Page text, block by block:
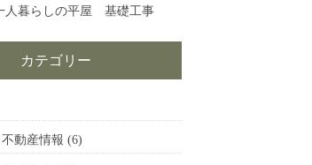
人暮らしの平屋 基礎工事
カテゴリー
動産情報 (6)